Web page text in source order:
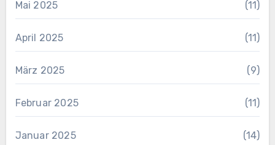
Mai 2025 (11)
April 2025 (11)
März 2025 (9)
Februar 2025 (11)
Januar 2025 (14)